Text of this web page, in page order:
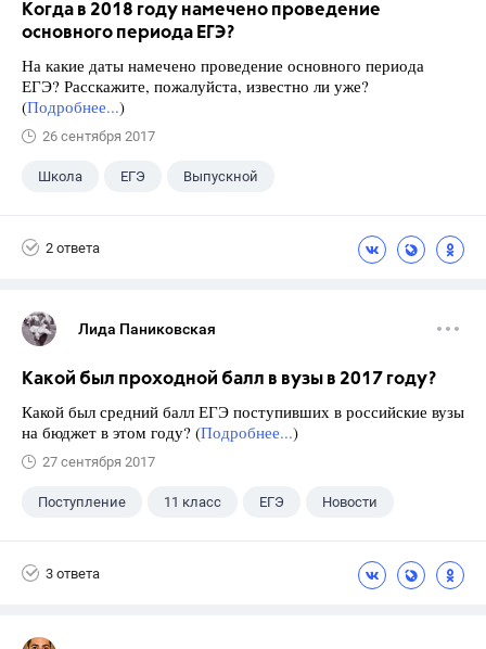
Когда в 2018 году намечено проведение
основного периода ЕГЭ?
На какие даты намечено проведение основного периода
ЕГЭ? Расскажите, пожалуйста, известно ли уже?
(Подробнее...)
26 сентября 2017
Школа ЕГЭ Выпускной
2 ответа
Лида Паниковская
Какой был проходной балл в вузы в 2017 году?
Какой был средний балл ЕГЭ поступивших в российские вузы
на бюджет в этом году? (Подробнее...)
27 сентября 2017
Поступление 11 класс ЕГЭ Новости
3 ответа